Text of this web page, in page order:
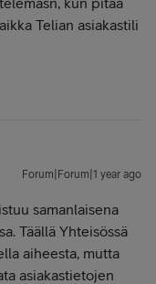
Telian asiakastili
Forum|Forum|1 year ago
samanlaisena
Täällä Yhteisössä
aiheesta, mutta
asiakastietojen